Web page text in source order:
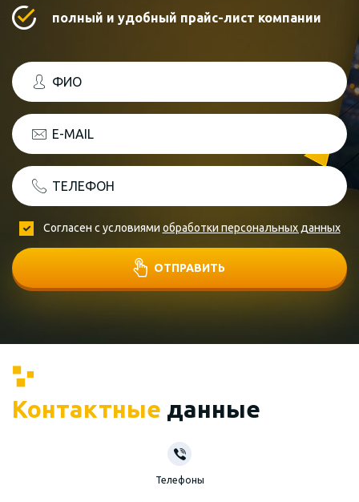
полный и удобный прайс-лист компании
ФИО
E-MAIL
ТЕЛЕФОН
Согласен с условиями обработки персональных данных
ОТПРАВИТЬ
Контактные данные
Телефоны